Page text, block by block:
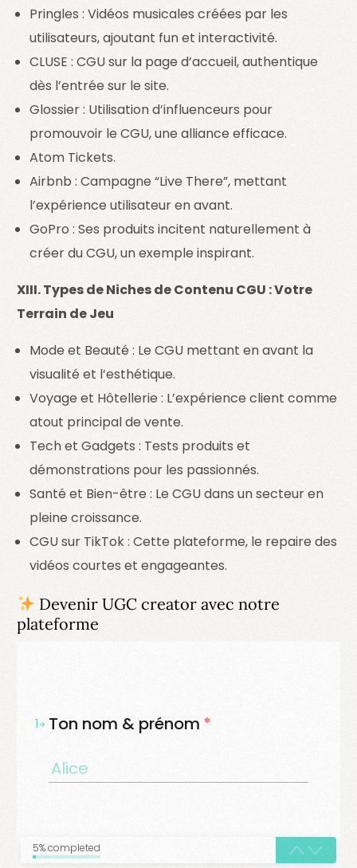
Pringles : Vidéos musicales créées par les
utilisateurs, ajoutant fun et interactivité.
CLUSE : CGU sur la page d’accueil, authentique
dès l’entrée sur le site.
Glossier : Utilisation d’influenceurs pour
promouvoir le CGU, une alliance efficace.
Atom Tickets.
Airbnb : Campagne “Live There”, mettant
l’expérience utilisateur en avant.
GoPro : Ses produits incitent naturellement à
créer du CGU, un exemple inspirant.
XIII. Types de Niches de Contenu CGU : Votre
Terrain de Jeu
Mode et Beauté : Le CGU mettant en avant la
visualité et l’esthétique.
Voyage et Hôtellerie : L’expérience client comme
atout principal de vente.
Tech et Gadgets : Tests produits et
démonstrations pour les passionnés.
Santé et Bien-être : Le CGU dans un secteur en
pleine croissance.
CGU sur TikTok : Cette plateforme, le repaire des
vidéos courtes et engageantes.
Devenir UGC creator avec notre
plateforme
1 Ton nom & prénom *
5% completed